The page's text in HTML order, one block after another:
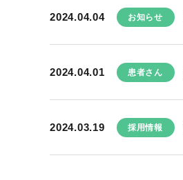
2024.04.04 お知らせ
2024.04.01 患者さん
2024.03.19 採用情報